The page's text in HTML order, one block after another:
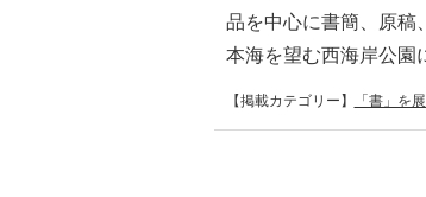
品を中心に書簡、原稿
本海を望む西海岸公園
【掲載カテゴリー】 「書」を